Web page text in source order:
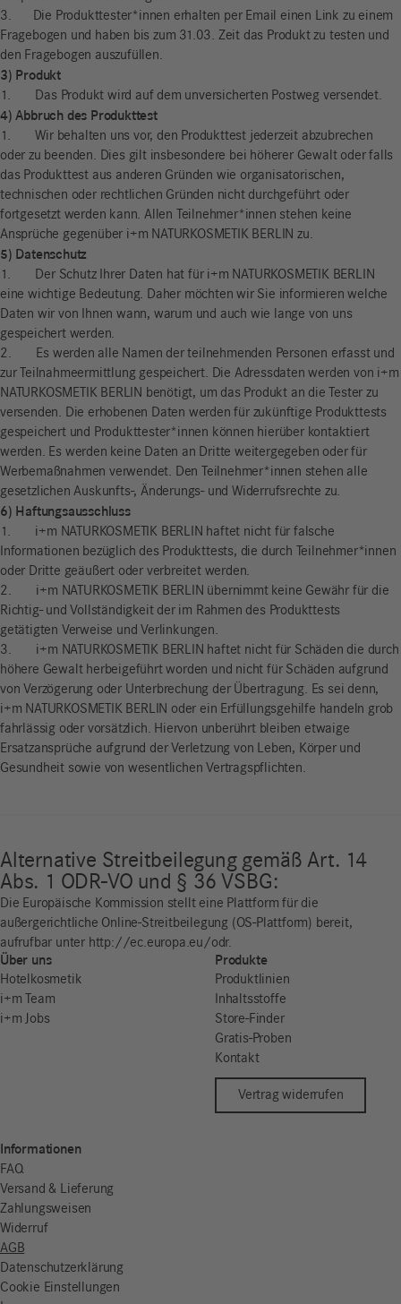
3. Die Produkttester*innen erhalten per Email einen Link zu einem
Fragebogen und haben bis zum 31.03. Zeit das Produkt zu testen und
den Fragebogen auszufüllen.
3) Produkt
1. Das Produkt wird auf dem unversicherten Postweg versendet.
4) Abbruch des Produkttest
1. Wir behalten uns vor, den Produkttest jederzeit abzubrechen
oder zu beenden. Dies gilt insbesondere bei höherer Gewalt oder falls
das Produkttest aus anderen Gründen wie organisatorischen,
technischen oder rechtlichen Gründen nicht durchgeführt oder
fortgesetzt werden kann. Allen Teilnehmer*innen stehen keine
Ansprüche gegenüber i+m NATURKOSMETIK BERLIN zu.
5) Datenschutz
1. Der Schutz Ihrer Daten hat für i+m NATURKOSMETIK BERLIN
eine wichtige Bedeutung. Daher möchten wir Sie informieren welche
Daten wir von Ihnen wann, warum und auch wie lange von uns
gespeichert werden.
2. Es werden alle Namen der teilnehmenden Personen erfasst und
zur Teilnahmeermittlung gespeichert. Die Adressdaten werden von i+m
NATURKOSMETIK BERLIN benötigt, um das Produkt an die Tester zu
versenden. Die erhobenen Daten werden für zukünftige Produkttests
gespeichert und Produkttester*innen können hierüber kontaktiert
werden. Es werden keine Daten an Dritte weitergegeben oder für
Werbemaßnahmen verwendet. Den Teilnehmer*innen stehen alle
gesetzlichen Auskunfts-, Änderungs- und Widerrufsrechte zu.
6) Haftungsausschluss
1. i+m NATURKOSMETIK BERLIN haftet nicht für falsche
Informationen bezüglich des Produkttests, die durch Teilnehmer*innen
oder Dritte geäußert oder verbreitet werden.
2. i+m NATURKOSMETIK BERLIN übernimmt keine Gewähr für die
Richtig- und Vollständigkeit der im Rahmen des Produkttests
getätigten Verweise und Verlinkungen.
3. i+m NATURKOSMETIK BERLIN haftet nicht für Schäden die durch
höhere Gewalt herbeigeführt worden und nicht für Schäden aufgrund
von Verzögerung oder Unterbrechung der Übertragung. Es sei denn,
i+m NATURKOSMETIK BERLIN oder ein Erfüllungsgehilfe handeln grob
fahrlässig oder vorsätzlich. Hiervon unberührt bleiben etwaige
Ersatzansprüche aufgrund der Verletzung von Leben, Körper und
Gesundheit sowie von wesentlichen Vertragspflichten.
Alternative Streitbeilegung gemäß Art. 14
Abs. 1 ODR-VO und § 36 VSBG:
Die Europäische Kommission stellt eine Plattform für die
außergerichtliche Online-Streitbeilegung (OS-Plattform) bereit,
aufrufbar unter http://ec.europa.eu/odr.
Über uns
Hotelkosmetik
i+m Team
i+m Jobs
Produkte
Produktlinien
Inhaltsstoffe
Store-Finder
Gratis-Proben
Kontakt
Vertrag widerrufen
Informationen
FAQ
Versand & Lieferung
Zahlungsweisen
Widerruf
AGB
Datenschutzerklärung
Cookie Einstellungen